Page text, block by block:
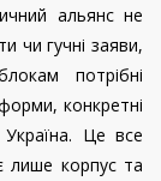
альянс не
чи гучні заяви,
потрібні
конкретні
Це все
лише корпус та